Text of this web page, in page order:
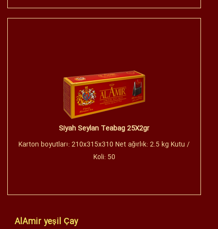
Siyah Seylan Teabag 25X2gr
Karton boyutları: 210x315x310 Net ağırlık: 2.5 kg Kutu /
Koli: 50
AlAmir yeşil Çay